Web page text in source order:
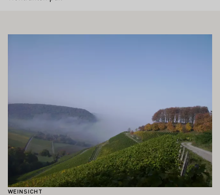
INTERESSIEREN
WEINSICHT